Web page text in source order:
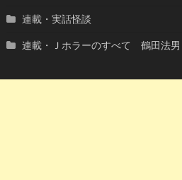
連載・実話怪談
連載・Ｊホラーのすべて 鶴田法男